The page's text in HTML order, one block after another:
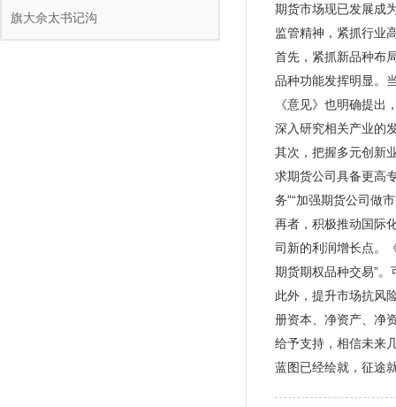
旗大佘太书记沟
期货市场现已发展成
监管精神，紧抓行业
首先，紧抓新品种布
品种功能发挥明显。
《意见》也明确提
深入研究相关产业的
其次，把握多元创新
求期货公司具备更高
务”“加强期货公司做
再者，积极推动国际
司新的利润增长点。
期货期权品种交易”
此外，提升市场抗风
册资本、净资产、净
给予支持，相信未来
蓝图已经绘就，征途